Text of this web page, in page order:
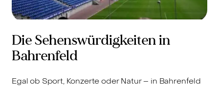
Die Sehenswürdigkeiten in
Bahrenfeld
Egal ob Sport, Konzerte oder Natur – in Bahrenfeld